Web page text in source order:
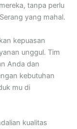
tanpa perlu
yang mahal.
kepuasan
unggul. Tim
Anda dan
kebutuhan
mu di
kualitas